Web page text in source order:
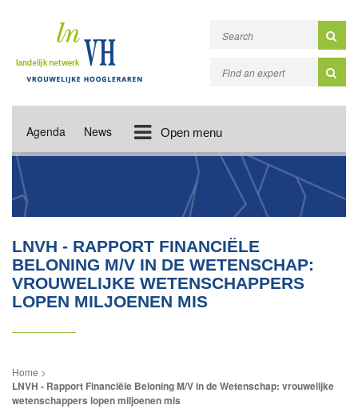
Agenda News Open menu
LNVH - RAPPORT FINANCIËLE
BELONING M/V IN DE WETENSCHAP:
VROUWELIJKE WETENSCHAPPERS
LOPEN MILJOENEN MIS
LNVH - Rapport Financiële Beloning M/V in de Wetenschap: vrouwelijke
wetenschappers lopen miljoenen mis